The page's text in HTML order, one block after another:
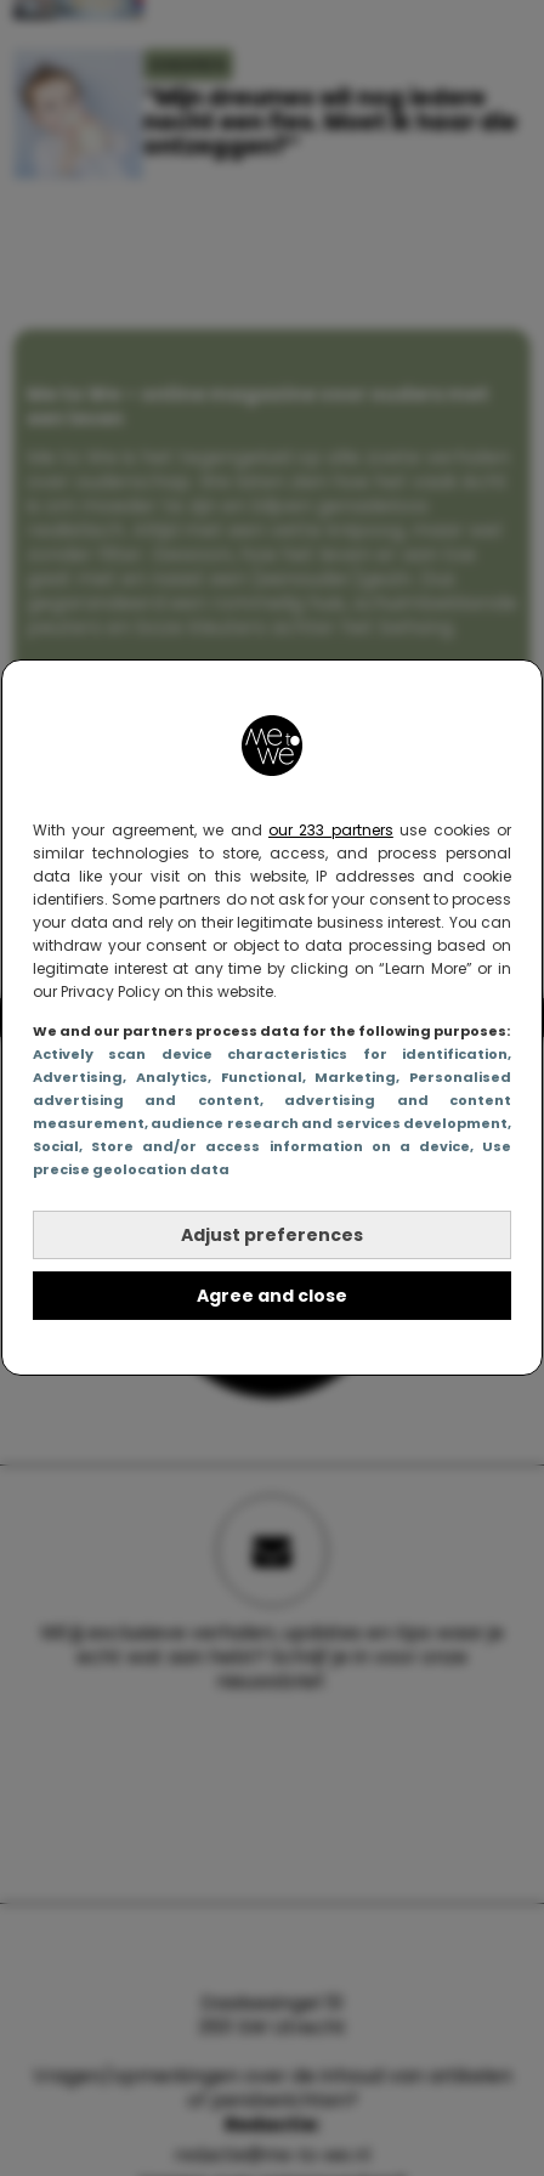
With your agreement, we and our 233 partners use cookies or
similar technologies to store, access, and process personal
data like your visit on this website, IP addresses and cookie
identifiers. Some partners do not ask for your consent to process
your data and rely on their legitimate business interest. You can
withdraw your consent or object to data processing based on
legitimate interest at any time by clicking on “Learn More” or in
our Privacy Policy on this website.
We and our partners process data for the following purposes:
Actively scan device characteristics for identification,
Advertising, Analytics, Functional, Marketing, Personalised
advertising and content, advertising and content
measurement, audience research and services development,
Social, Store and/or access information on a device, Use
precise geolocation data
Adjust preferences
Agree and close
“Mijn dreumes wil nog iedere
nacht een fles. Moet ik haar die
ontzeggen?”
Me to We – online magazine voor ouders met
Wil jij exclusieve verhalen, updates en tips waar je
echt wat aan hebt? Schrijf je in voor onze
nieuwsbrief.
Daalsesingel 51
3511 SW Utrecht
Vragen/opmerkingen over de inhoud van artikelen
of persberichten?
Redactie:
redactie@me-to-we.nl